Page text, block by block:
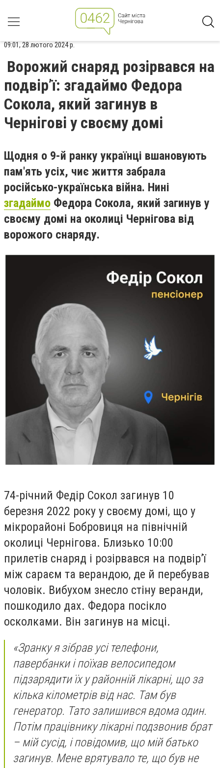
09:01, 28 лютого 2024 р.
Ворожий снаряд розірвався на
подвір’ї: згадаймо Федора
Сокола, який загинув в
Чернігові у своєму домі
Щодня о 9-й ранку українці вшановують
пам'ять усіх, чиє життя забрала
російсько-українська війна. Нині
згадаймо Федора Сокола, який загинув у
своєму домі на околиці Чернігова від
ворожого снаряду.
74-річний Федір Сокол загинув 10
березня 2022 року у своєму домі, що у
мікрорайоні Бобровиця на північній
околиці Чернігова. Близько 10:00
прилетів снаряд і розірвався на подвір’ї
між сараєм та верандою, де й перебував
чоловік. Вибухом знесло стіну веранди,
пошкодило дах. Федора посікло
осколками. Він загинув на місці.
«Зранку я зібрав усі телефони,
павербанки і поїхав велосипедом
підзарядити їх у районній лікарні, що за
кілька кілометрів від нас. Там був
генератор. Тато залишився вдома один.
Потім працівнику лікарні подзвонив брат
– мій сусід, і повідомив, що мій батько
загинув. Мене врятувало те, що був не